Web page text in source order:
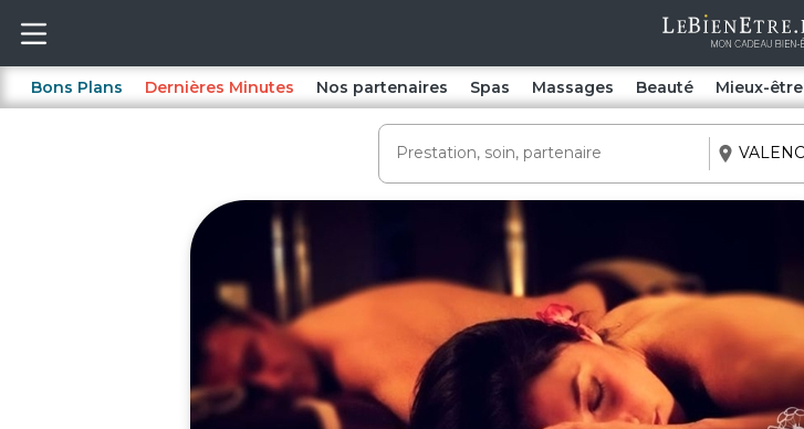
Bons Plans Dernières Minutes Nos partenaires Spas Massages Beauté Mieux-être